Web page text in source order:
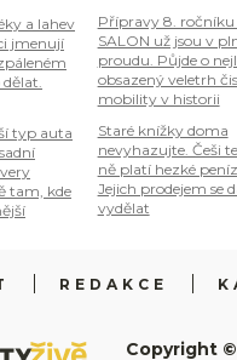
a lahev
jmenují
typ auta
tam, kde
Přípravy 8. ročníku
SALON už jsou v
proudu. Půjde o
obsazený veletrh
mobility v historii
Staré knížky doma
nevyhazujte. Češi
ně platí hezké
Jejich prodejem se
vydělat
REDAKCE
Copyright